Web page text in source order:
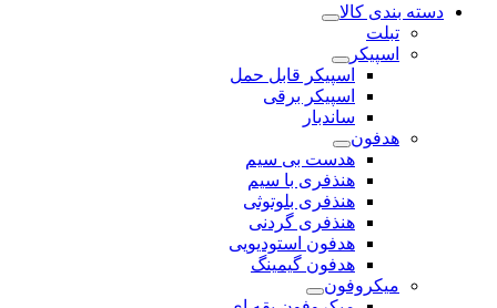
دسته بندی کالا
تبلت
اسپیکر
اسپیکر قابل حمل
اسپیکر برقی
ساندبار
هدفون
هدست بی سیم
هنذفری با سیم
هنذفری بلوتوثی
هنذفری گردنی
هدفون استودیویی
هدفون گیمینگ
میکروفون